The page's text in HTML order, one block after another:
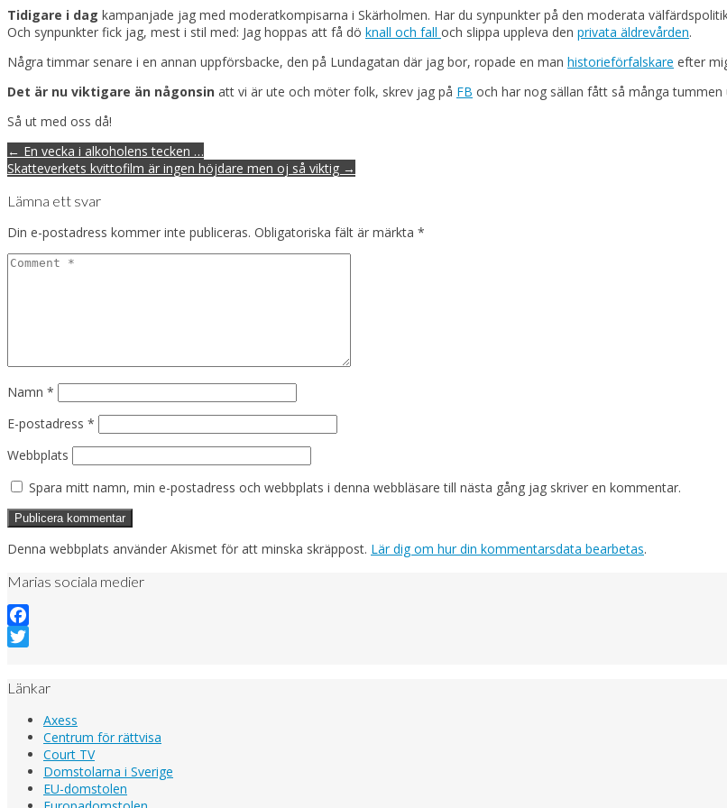
Tidigare i dag kampanjade jag med moderatkompisarna i Skärholmen. Har du synpunkter på den moderata
Och synpunkter fick jag, mest i stil med: Jag hoppas att få dö knall och fall och slippa uppleva den privata äldrevården.
Några timmar senare i en annan uppförsbacke, den på Lundagatan där jag bor, ropade en man historieförfalskare efter
Det är nu viktigare än någonsin att vi är ute och möter folk, skrev jag på FB och har nog sällan fått så många tummen
Så ut med oss då!
Post
navigation
← En vecka i alkoholens tecken …
Skatteverkets kvittofilm är ingen höjdare men oj så viktig →
Lämna ett svar
Din e-postadress kommer inte publiceras. Obligatoriska fält är märkta *
Namn *
E-postadress *
Webbplats
Spara mitt namn, min e-postadress och webbplats i denna webbläsare till nästa gång jag skriver en kommentar.
Denna webbplats använder Akismet för att minska skräppost. Lär dig om hur din kommentarsdata bearbetas.
Marias sociala medier
Facebook
Länkar
Axess
Centrum för rättvisa
Court TV
Domstolarna i Sverige
EU-domstolen